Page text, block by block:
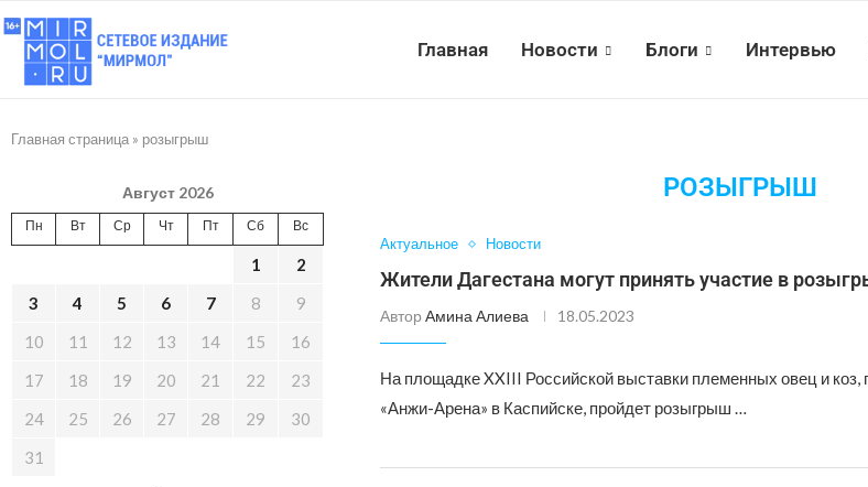
Главная Новости Блоги Интервью
Главная страница » розыгрыш
РОЗЫГРЫШ
Актуальное Новости
Жители Дагестана могут принять участие в
Автор Амина Алиева 18.05.2023
На площадке XXIII Российской выставки племенных овец и коз,
«Анжи-Арена» в Каспийске, пройдет розыгрыш …
Август 2026
Пн Вт Ср Чт Пт Сб Вс
1
2
3
4 5 6 7 8
9
10
11 12 13 14 15
16
17
18 19 20 21 22
23
24
25 26 27 28 29
30
31